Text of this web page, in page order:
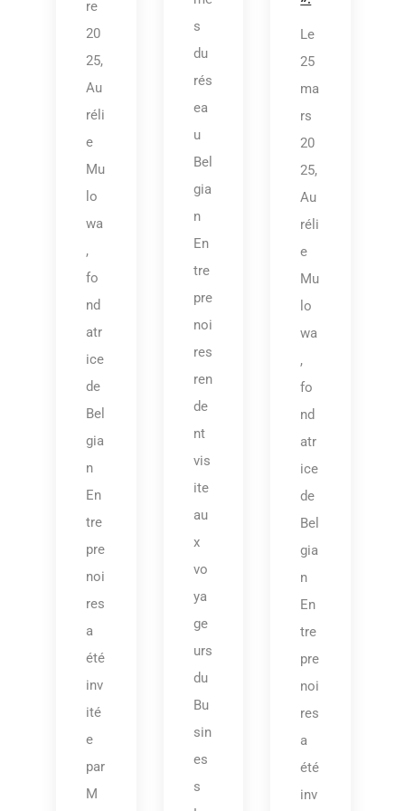
re
20
25,
Au
réli
e
Mu
lo
wa
,
fo
nd
atr
ice
de
Bel
gia
n
En
tre
pre
noi
res
a
été
inv
ité
e
par
M
s
du
rés
ea
u
Bel
gia
n
En
tre
pre
noi
res
ren
de
nt
vis
ite
au
x
vo
ya
ge
urs
du
Bu
sin
es
s
Le
25
ma
rs
20
25,
Au
réli
e
Mu
lo
wa
,
fo
nd
atr
ice
de
Bel
gia
n
En
tre
pre
noi
res
a
été
inv